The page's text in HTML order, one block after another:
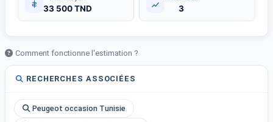
33 500 TND 3
Comment fonctionne l'estimation ?
RECHERCHES ASSOCIÉES
Peugeot occasion Tunisie